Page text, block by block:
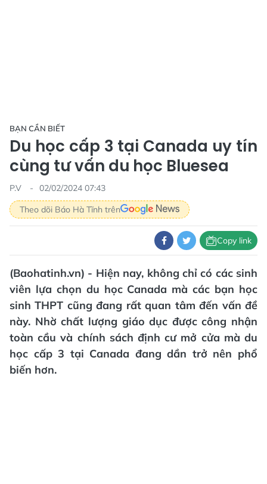
BẠN CẦN BIẾT
Du học cấp 3 tại Canada uy tín
cùng tư vấn du học Bluesea
P.V
02/02/2024 07:43
Theo dõi Báo Hà Tĩnh trên
Copy link
(Baohatinh.vn) - Hiện nay, không chỉ có các sinh
viên lựa chọn du học Canada mà các bạn học
sinh THPT cũng đang rất quan tâm đến vấn đề
này. Nhờ chất lượng giáo dục được công nhận
toàn cầu và chính sách định cư mở cửa mà du
học cấp 3 tại Canada đang dần trở nên phổ
biến hơn.